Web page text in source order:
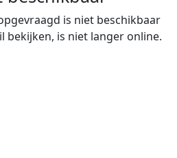
is niet beschikbaar
bekijken, is niet langer online.